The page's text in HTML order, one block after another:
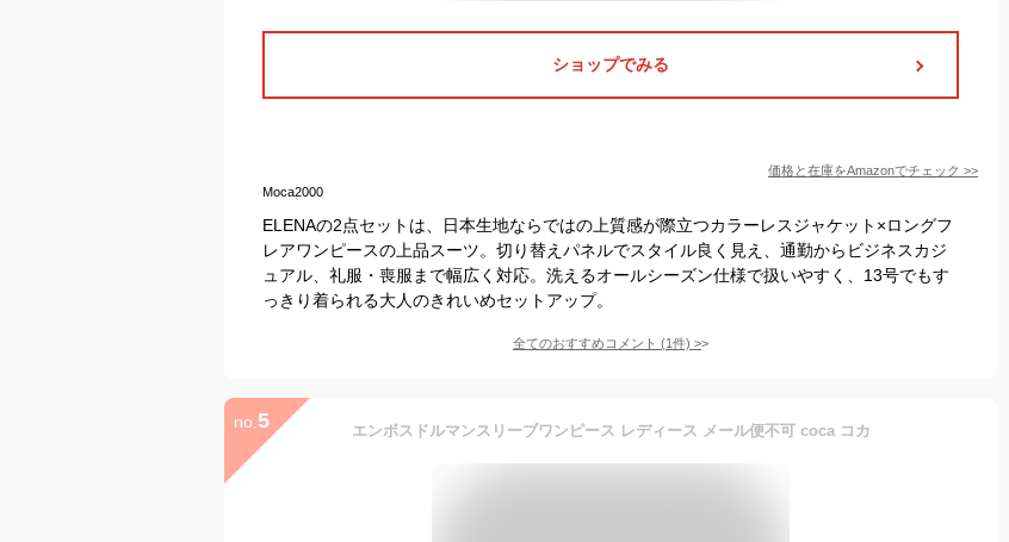
ショップでみる
価格と在庫をAmazonでチェック >>
Moca2000
ELENAの2点セットは、日本生地ならではの上質感が際立つカラーレスジャケット×ロングフ
レアワンピースの上品スーツ。切り替えパネルでスタイル良く見え、通勤からビジネスカジ
ュアル、礼服・喪服まで幅広く対応。洗えるオールシーズン仕様で扱いやすく、13号でもす
っきり着られる大人のきれいめセットアップ。
全てのおすすめコメント (1件) >
no. 5 エンボスドルマンスリーブワンピース レディース メール便不可 coca コカ